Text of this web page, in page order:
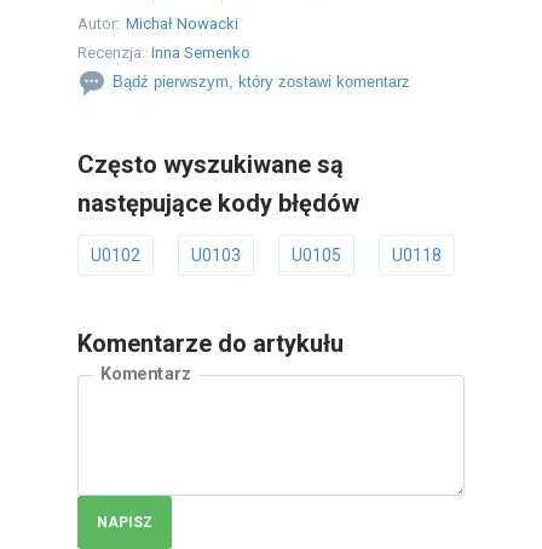
Autor: Michał Nowacki
Recenzja: Inna Semenko
Bądź pierwszym, który zostawi komentarz
Często wyszukiwane są
następujące kody błędów
U0102 U0103 U0105 U0118
Komentarze do artykułu
Komentarz
NAPISZ